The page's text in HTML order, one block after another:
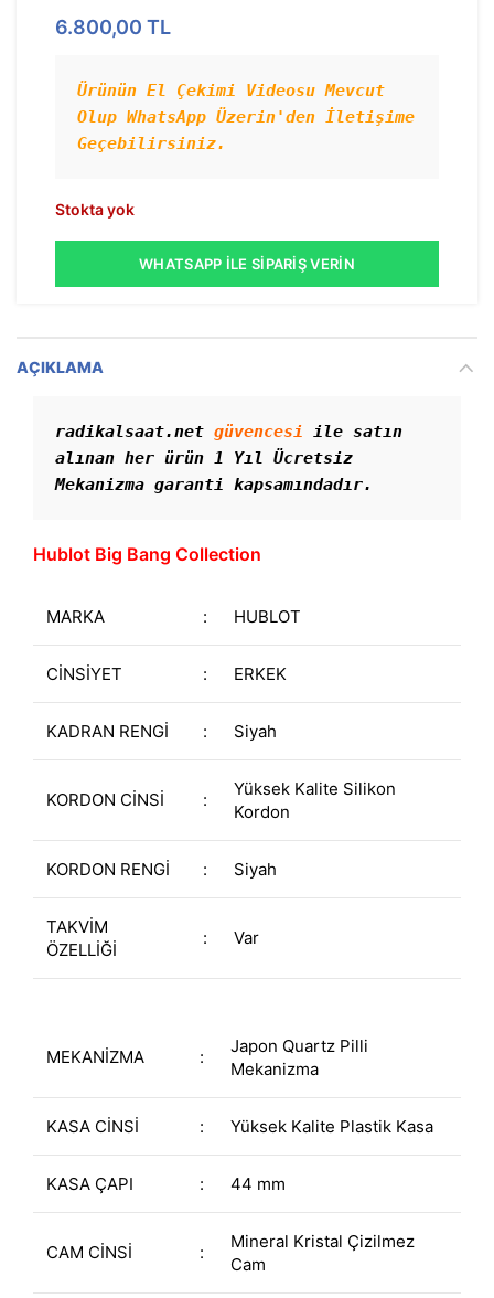
6.800,00 TL
Ürünün El Çekimi Videosu Mevcut
Olup WhatsApp Üzerin'den İletişime
Geçebilirsiniz.
Stokta yok
WHATSAPP İLE SIPARIŞ VERIN
AÇIKLAMA
radikalsaat.net güvencesi ile satın
alınan her ürün 1 Yıl Ücretsiz
Mekanizma garanti kapsamındadır.
Hublot Big Bang Collection
MARKA : HUBLOT
CİNSİYET : ERKEK
KADRAN RENGİ : Siyah
KORDON CİNSİ :
Yüksek Kalite Silikon
Kordon
KORDON RENGİ : Siyah
TAKVİM
ÖZELLİĞİ
: Var
MEKANİZMA :
Japon Quartz Pilli
Mekanizma
KASA CİNSİ : Yüksek Kalite Plastik Kasa
KASA ÇAPI : 44 mm
CAM CİNSİ :
Mineral Kristal Çizilmez
Cam